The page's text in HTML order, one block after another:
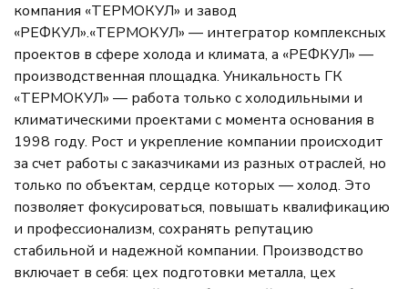
компания «ТЕРМОКУЛ» и завод
«РЕФКУЛ».«ТЕРМОКУЛ» — интегратор комплексных
проектов в сфере холода и климата, а «РЕФКУЛ» —
производственная площадка. Уникальность ГК
«ТЕРМОКУЛ» — работа только с холодильными и
климатическими проектами с момента основания в
1998 году. Рост и укрепление компании происходит
за счет работы с заказчиками из разных отраслей, но
только по объектам, сердце которых — холод. Это
позволяет фокусироваться, повышать квалификацию
и профессионализм, сохранять репутацию
стабильной и надежной компании. Производство
включает в себя: цех подготовки металла, цех